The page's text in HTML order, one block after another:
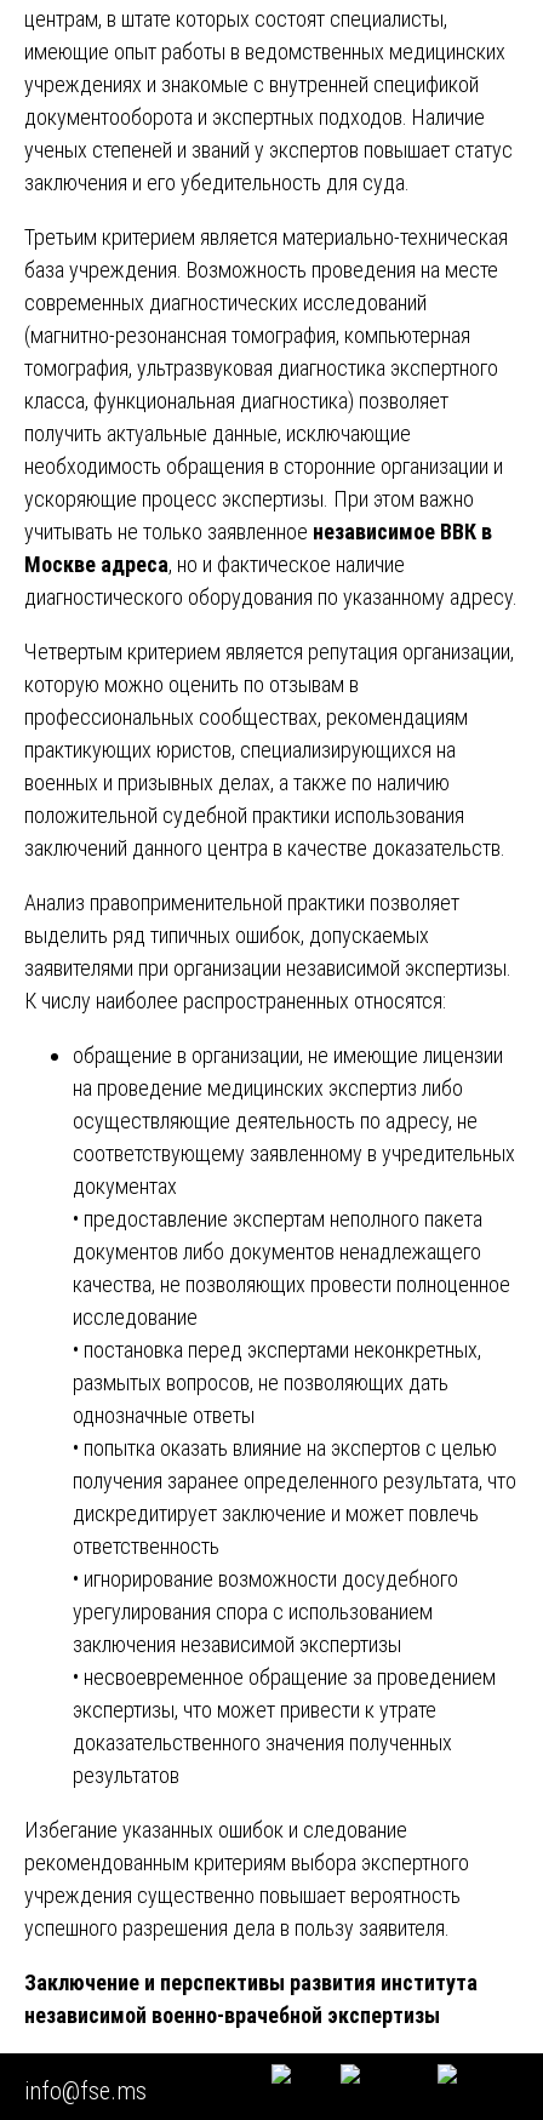
центрам, в штате которых состоят специалисты,
имеющие опыт работы в ведомственных медицинских
учреждениях и знакомые с внутренней спецификой
документооборота и экспертных подходов. Наличие
ученых степеней и званий у экспертов повышает статус
заключения и его убедительность для суда.
Третьим критерием является материально-техническая
база учреждения. Возможность проведения на месте
современных диагностических исследований
(магнитно-резонансная томография, компьютерная
томография, ультразвуковая диагностика экспертного
класса, функциональная диагностика) позволяет
получить актуальные данные, исключающие
необходимость обращения в сторонние организации и
ускоряющие процесс экспертизы. При этом важно
учитывать не только заявленное независимое ВВК в
Москве адреса, но и фактическое наличие
диагностического оборудования по указанному адресу.
Четвертым критерием является репутация организации,
которую можно оценить по отзывам в
профессиональных сообществах, рекомендациям
практикующих юристов, специализирующихся на
военных и призывных делах, а также по наличию
положительной судебной практики использования
заключений данного центра в качестве доказательств.
Анализ правоприменительной практики позволяет
выделить ряд типичных ошибок, допускаемых
заявителями при организации независимой экспертизы.
К числу наиболее распространенных относятся:
обращение в организации, не имеющие лицензии
на проведение медицинских экспертиз либо
осуществляющие деятельность по адресу, не
соответствующему заявленному в учредительных
документах
• предоставление экспертам неполного пакета
документов либо документов ненадлежащего
качества, не позволяющих провести полноценное
исследование
• постановка перед экспертами неконкретных,
размытых вопросов, не позволяющих дать
однозначные ответы
• попытка оказать влияние на экспертов с целью
получения заранее определенного результата, что
дискредитирует заключение и может повлечь
ответственность
• игнорирование возможности досудебного
урегулирования спора с использованием
заключения независимой экспертизы
• несвоевременное обращение за проведением
экспертизы, что может привести к утрате
доказательственного значения полученных
результатов
Избегание указанных ошибок и следование
рекомендованным критериям выбора экспертного
учреждения существенно повышает вероятность
успешного разрешения дела в пользу заявителя.
Заключение и перспективы развития института
независимой военно-врачебной экспертизы
Подводя итог проведенному комплексному анализу,
следует констатировать, что независимая военно-
info@fse.ms